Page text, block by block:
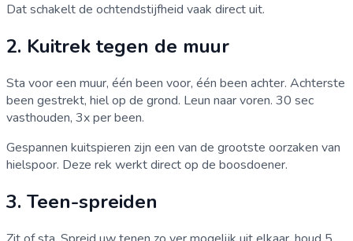
Dat schakelt de ochtendstijfheid vaak direct uit.
2. Kuitrek tegen de muur
Sta voor een muur, één been voor, één been achter. Achterste
been gestrekt, hiel op de grond. Leun naar voren. 30 sec
vasthouden, 3x per been.
Gespannen kuitspieren zijn een van de grootste oorzaken van
hielspoor. Deze rek werkt direct op de boosdoener.
3. Teen-spreiden